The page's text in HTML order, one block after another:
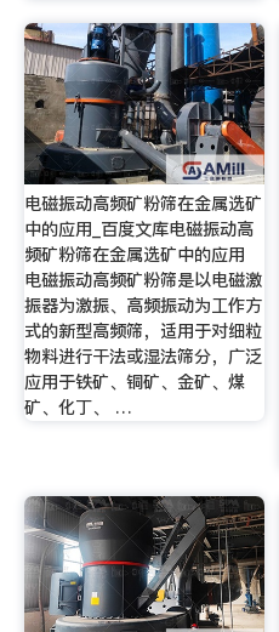
电磁振动高频矿粉筛在金属选矿
中的应用_百度文库电磁振动高
频矿粉筛在金属选矿中的应用
电磁振动高频矿粉筛是以电磁激
振器为激振、高频振动为工作方
式的新型高频筛，适用于对细粒
物料进行干法或湿法筛分，广泛
应用于铁矿、铜矿、金矿、煤
矿、化丁、 …